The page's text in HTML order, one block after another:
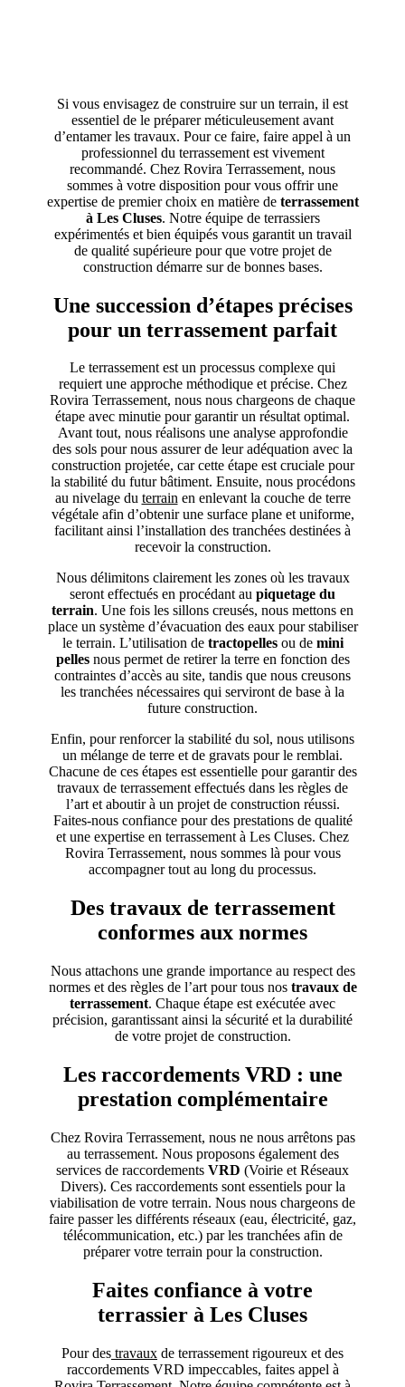
Si vous envisagez de construire sur un terrain, il est
essentiel de le préparer méticuleusement avant
d’entamer les travaux. Pour ce faire, faire appel à un
professionnel du terrassement est vivement
recommandé. Chez Rovira Terrassement, nous
sommes à votre disposition pour vous offrir une
expertise de premier choix en matière deterrassement
à Les Cluses. Notre équipe de terrassiers
expérimentés et bien équipés vous garantit un travail
de qualité supérieure pour que votre projet de
construction démarre sur de bonnes bases.
Une succession d’étapes précises
pour un terrassement parfait
Le terrassement est un processus complexe qui
requiert une approche méthodique et précise. Chez
Rovira Terrassement, nous nous chargeons de chaque
étape avec minutie pour garantir un résultat optimal.
Avant tout, nous réalisons une analyse approfondie
des sols pour nous assurer de leur adéquation avec la
construction projetée, car cette étape est cruciale pour
la stabilité du futur bâtiment. Ensuite, nous procédons
au nivelage du terrainen enlevant la couche de terre
végétale afin d’obtenir une surface plane et uniforme,
facilitant ainsi l’installation des tranchées destinées à
recevoir la construction.
Nous délimitons clairement les zones où les travaux
seront effectués en procédant au piquetage du
terrain. Une fois les sillons creusés, nous mettons en
place un système d’évacuation des eaux pour stabiliser
le terrain. L’utilisation de tractopellesou demini
pellesnous permet de retirer la terre en fonction des
contraintes d’accès au site, tandis que nous creusons
les tranchées nécessaires qui serviront de base à la
future construction.
Enfin, pour renforcer la stabilité du sol, nous utilisons
un mélange de terre et de gravats pour le remblai.
Chacune de ces étapes est essentielle pour garantir des
travaux de terrassement effectués dans les règles de
l’art et aboutir à un projet de construction réussi.
Faites-nous confiance pour des prestations de qualité
et une expertise en terrassement à Les Cluses. Chez
Rovira Terrassement, nous sommes là pour vous
accompagner tout au long du processus.
Des travaux de terrassement
conformes aux normes
Nous attachons une grande importance au respect des
normes et des règles de l’art pour tous nos travaux de
terrassement. Chaque étape est exécutée avec
précision, garantissant ainsi la sécurité et la durabilité
de votre projet de construction.
Les raccordements VRD : une
prestation complémentaire
Chez Rovira Terrassement, nous ne nous arrêtons pas
au terrassement. Nous proposons également des
services de raccordements VRD (Voirie et Réseaux
Divers). Ces raccordements sont essentiels pour la
viabilisation de votre terrain. Nous nous chargeons de
faire passer les différents réseaux (eau, électricité, gaz,
télécommunication, etc.) par les tranchées afin de
préparer votre terrain pour la construction.
Faites confiance à votre
terrassier à Les Cluses
Pour des travaux de terrassement rigoureux et des
raccordements VRD impeccables, faites appel à